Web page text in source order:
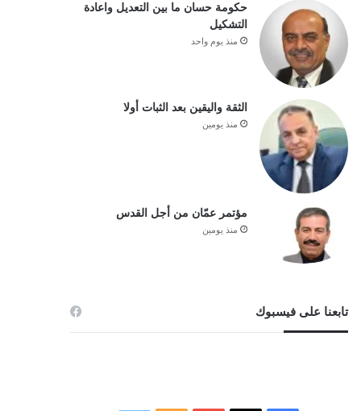
حكومة حسان ما بين التعديل واعادة
التشكيل
منذ يوم واحد
الثقة واليقين بعد الثبات أولا
منذ يومين
مؤتمر عمّان من أجل القدس
منذ يومين
تابعنا على فيسبوك